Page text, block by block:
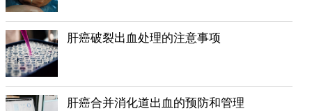
肝癌破裂出血处理的注意事项
肝癌合并消化道出血的预防和管理